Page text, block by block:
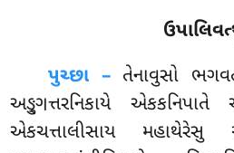
પુચ્છા –તેનાવુસો
અઙ્ગુત્તરનિકાયે
એકચત્તાલીસાય મહાથેરેસુ